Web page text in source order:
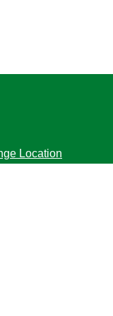
Location